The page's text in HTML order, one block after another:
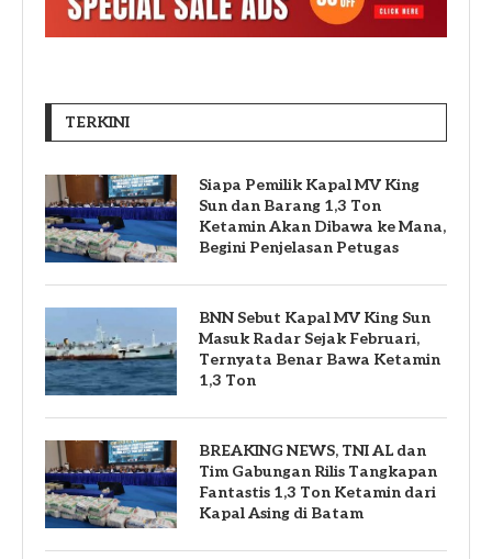
TERKINI
Siapa Pemilik Kapal MV King
Sun dan Barang 1,3 Ton
Ketamin Akan Dibawa ke Mana,
Begini Penjelasan Petugas
BNN Sebut Kapal MV King Sun
Masuk Radar Sejak Februari,
Ternyata Benar Bawa Ketamin
1,3 Ton
BREAKING NEWS, TNI AL dan
Tim Gabungan Rilis Tangkapan
Fantastis 1,3 Ton Ketamin dari
Kapal Asing di Batam